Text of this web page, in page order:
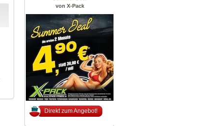
von X-Pack
Direkt zum Angebot!